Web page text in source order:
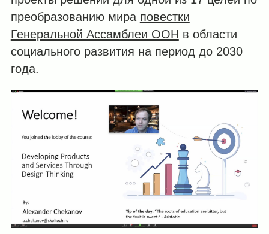
преобразованию мира повестки
Генеральной Ассамблеи ООН в области
социального развития на период до 2030
года.